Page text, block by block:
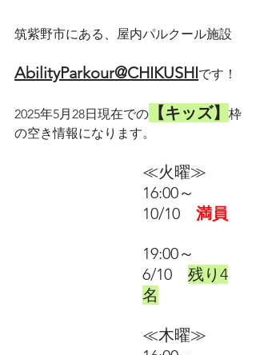
筑紫野市にある、屋内パルクール施設
AbilityParkour@CHIKUSHIです！
2025年5月28日現在での 【キッズ】
枠
の空き情報になります。
≪火曜≫
16:00～
10/10 満員
19:00～
6/10 残り4
名
≪木曜≫